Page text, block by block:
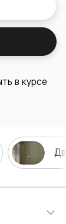
в курсе